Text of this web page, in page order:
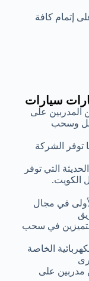
إتمام كافة
سيارات
المدربين على
وسحب
توفر الشركة
التي توفر
الكويت.
في مجال
في سحب
الخاصة
مدربين على